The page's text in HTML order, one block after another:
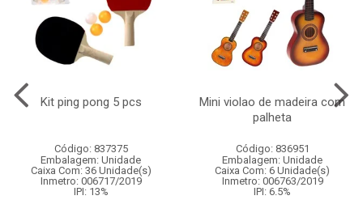
Kit ping pong 5 pcs
Código: 837375
Embalagem: Unidade
Caixa Com: 36 Unidade(s)
Inmetro: 006717/2019
IPI: 13%
Mini violao de madeira com
palheta
Código: 836951
Embalagem: Unidade
Caixa Com: 6 Unidade(s)
Inmetro: 006763/2019
IPI: 6.5%